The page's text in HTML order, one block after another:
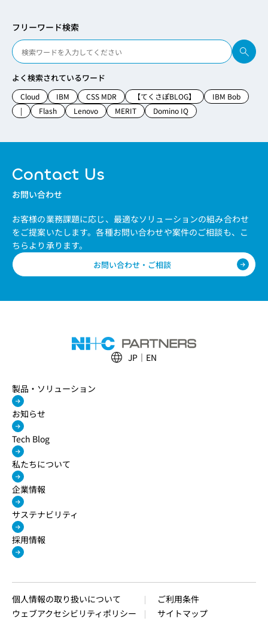
フリーワード検索
よく検索されているワード
Cloud IBM CSS MDR 【てくさぽBLOG】
IBM Bob
|
Flash Lenovo MERIT Domino IQ
Contact Us
お問い合わせ
お客様の業務課題に応じ、最適なソリューションの組み合わせ
をご提案いたします。各種お問い合わせや案件のご相談も、こ
ちらより承ります。
お問い合わせ・ご相談
JP EN
製品・ソリューション
お知らせ
Tech Blog
私たちについて
企業情報
サステナビリティ
採用情報
個人情報の取り扱いについて
ご利用条件
ウェブアクセシビリティポリシー
サイトマップ